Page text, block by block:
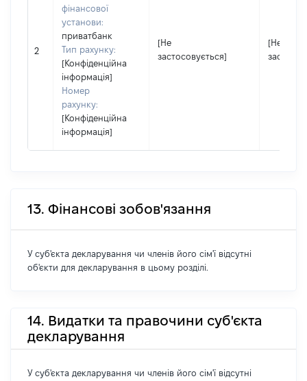
2
фінансової
установи:
приватбанк
Тип рахунку:
[Конфіденційна
інформація]
Номер
рахунку:
[Конфіденційна
інформація]
[Не
застосовується]
[Не
13. Фінансові зобов'язання
У суб'єкта декларування чи членів його сім'ї відсутні
об'єкти для декларування в цьому розділі.
14. Видатки та правочини суб'єкта
декларування
У суб'єкта декларування чи членів його сім'ї відсутні